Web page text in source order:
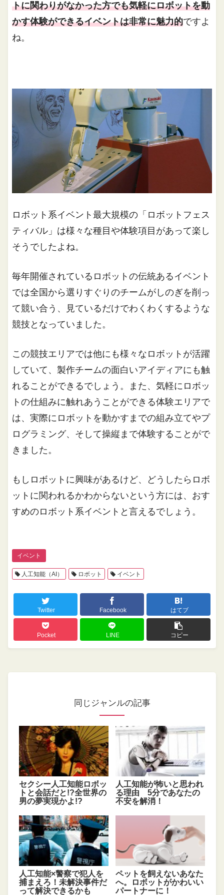
トに関わりがなかった方でも気軽にロボットを動
かす体験ができるイベントは非常に魅力的ですよ
ね。
ロボット系イベント最大規模の「ロボットフェス
ティバル」は様々な種目や体験項目があって楽し
そうでしたよね。
毎年開催されているロボットの伝統あるイベント
では全国から選りすぐりのチームがしのぎを削っ
て競い合う、見ているだけでわくわくするような
競技となっていました。
この競技エリアでは他にも様々なロボットが活躍
していて、製作チームの面白いアイディアにも触
れることができるでしょう。また、気軽にロボッ
トの仕組みに触れあうことができる体験エリアで
は、実際にロボットを動かすまでの組み立てやプ
ログラミング、そして操縦まで体験することがで
きました。
もしロボットに興味があるけど、どうしたらロボ
ットに関われるかわからないという方には、おす
すめのロボット系イベントと言えるでしょう。
イベント
人工知能（AI） ロボット イベント
Twitter Facebook はてブ
Pocket LINE コピー
同じジャンルの記事
セクシー人工知能ロボッ
トと会話だと!?全世界の
男の夢実現かよ!?
人工知能が怖いと思われ
る理由 5分であなたの
不安を解消！
人工知能×警察で犯人を
捕まえろ！未解決事件だ
って解決できるかも
ペットを飼えないあなた
へ。ロボットがかわいい
パートナーに！